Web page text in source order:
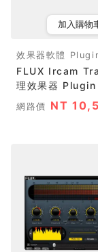
加入購物
效果器軟體
FLUX Ircam
理效果器
網路價 NT